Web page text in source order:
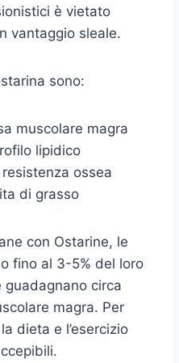
è vietato
vantaggio sleale.
sono:
muscolare magra
lipidico
ossea
di grasso
con Ostarine, le
fino al 3-5% del loro
circa
magra. Per
dieta e l’esercizio